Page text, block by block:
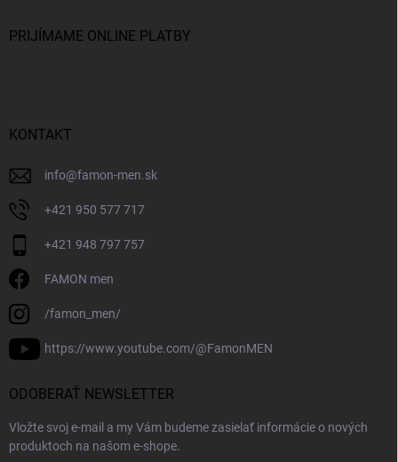
PRIJÍMAME ONLINE PLATBY
KONTAKT
info@famon-men.sk
+421 950 577 717
+421 948 797 757
FAMON men
/famon_men/
https://www.youtube.com/@FamonMEN
ODOBERAŤ NEWSLETTER
Vložte svoj e-mail a my Vám budeme zasielať informácie o nových
produktoch na našom e-shope.